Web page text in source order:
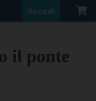
Accedi
il ponte